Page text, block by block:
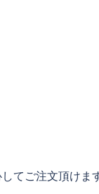
てご注文頂けま